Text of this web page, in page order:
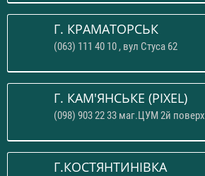
Г. КРАМАТОРСЬК
(063) 111 40 10 , вул Стуса 62
Г. КАМ'ЯНСЬКЕ (PIXEL)
(098) 903 22 33 маг.ЦУМ 2й поверх
Г.КОСТЯНТИНІВКА